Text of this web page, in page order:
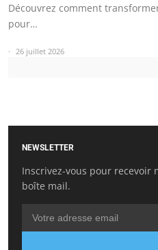
Découvrez comment
pour…
26 juillet 2026
NEWSLETTER
Inscrivez-vous pour
boîte mail.